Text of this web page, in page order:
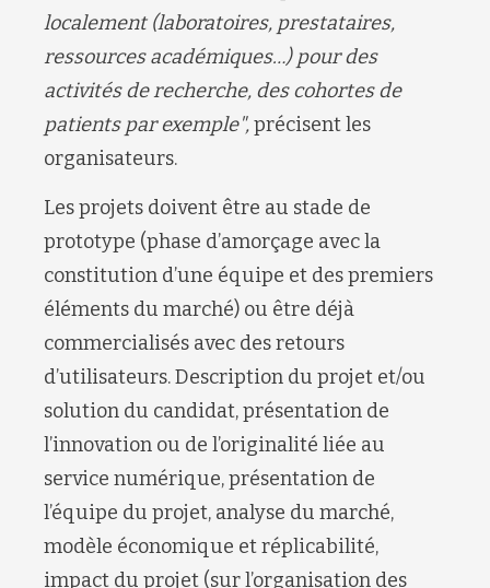
localement (laboratoires, prestataires,
ressources académiques…) pour des
activités de recherche, des cohortes de
patients par exemple",précisent les
organisateurs.
Les projets doivent être au stade de
prototype (phase d’amorçage avec la
constitution d’une équipe et des premiers
éléments du marché) ou être déjà
commercialisés avec des retours
d’utilisateurs. Description du projet et/ou
solution du candidat, présentation de
l’innovation ou de l’originalité liée au
service numérique, présentation de
l’équipe du projet, analyse du marché,
modèle économique et réplicabilité,
impact du projet (sur l’organisation des